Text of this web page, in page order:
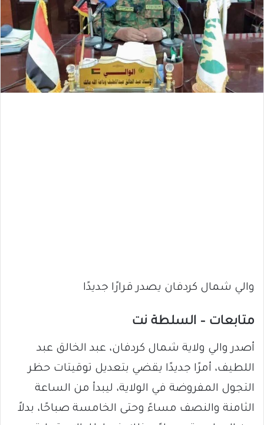
والي شمال كردفان يصدر قرارًا جديدًا
متابعات – السلطة نت
أصدر والي ولاية شمال كردفان، عبد الخالق عبد
اللطيف، أمرًا جديدًا يقضي بتعديل توقيتات حظر
التجول المفروضة في الولاية، ليبدأ من الساعة
الثامنة والنصف مساءً وحتى الخامسة صباحًا، بدلاً